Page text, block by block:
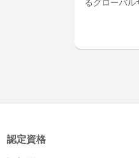
るグローバル